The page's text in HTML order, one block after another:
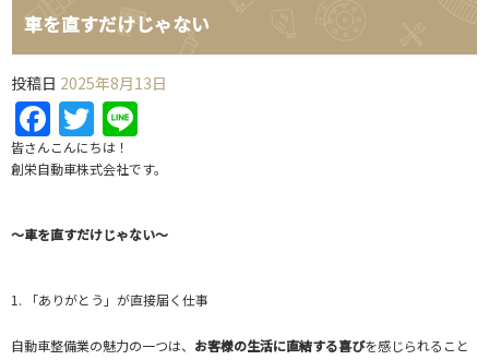
車を直すだけじゃない
投稿日 2025年8月13日
Facebook
Twitter
皆さんこんにちは！
創栄自動車株式会社です。
～車を直すだけじゃない～
1. 「ありがとう」が直接届く仕事
自動車整備業の魅力の一つは、 お客様の生活に直結する喜びを感じられること